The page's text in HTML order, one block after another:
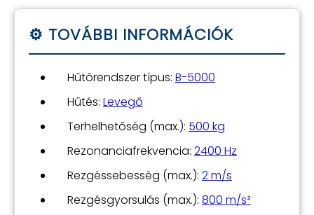
Hűtőrendszer típus: B-5000
Hűtés: Levegő
Terhelhetőség (max.): 500 kg
Rezonanciafrekvencia: 2400 Hz
Rezgéssebesség (max.): 2 m/s
Rezgésgyorsulás (max.): 800 m/s²